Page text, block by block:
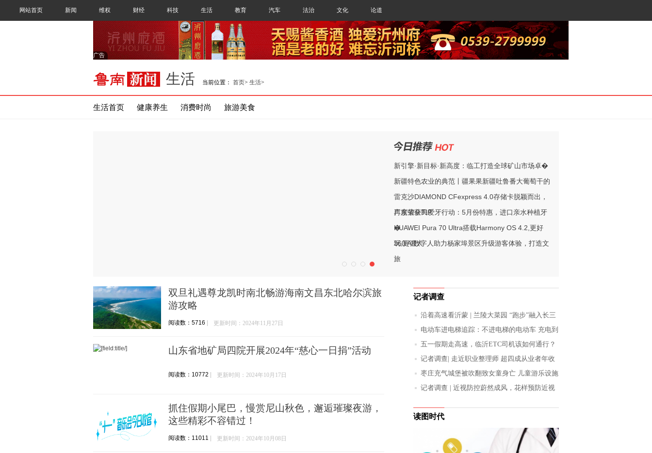
网站首页 新闻 维权 财经 科技 生活 教育 汽车 法治 文化 论道
广告
生活 当前位置： 首页> 生活>
生活首页 健康养生 消费时尚 旅游美食
今日推荐HOT
新引擎·新目标·新高度：临工打造全球矿山市场卓�
新疆特色农业的典范丨疆果果新疆吐鲁番大葡萄干的
雷克沙DIAMOND CFexpress 4.0存储卡脱颖而出，
再度荣获TIP
广东省全民爱牙行动：5月份特惠，进口亲水种植牙
�
HUAWEI Pura 70 Ultra搭载Harmony OS 4.2,更好
玩,更强大
360 AI数字人助力杨家埠景区升级游客体验，打造文
旅
双旦礼遇尊龙凯时南北畅游海南文昌东北哈尔滨旅
游攻略
阅读数：5716 更新时间：2024年11月27日
山东省地矿局四院开展2024年“慈心一日捐”活动
阅读数：10772 更新时间：2024年10月17日
抓住假期小尾巴，慢赏尼山秋色，邂逅璀璨夜游，
这些精彩不容错过！
阅读数：11011 更新时间：2024年10月08日
记者调查
沿着高速看沂蒙 | 兰陵大菜园 “跑步”融入长三
角
电动车进电梯追踪：不进电梯的电动车 充电到
底该怎么办？
五一假期走高速，临沂ETC司机该如何通行？
记者调查| 走近职业整理师 超四成从业者年收
入过10万
枣庄充气城堡被吹翻致女童身亡 儿童游乐设施
安全警钟再次被敲响！
记者调查 | 近视防控蔚然成风，花样预防近视
读图时代